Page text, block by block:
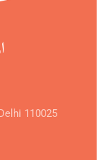
110025